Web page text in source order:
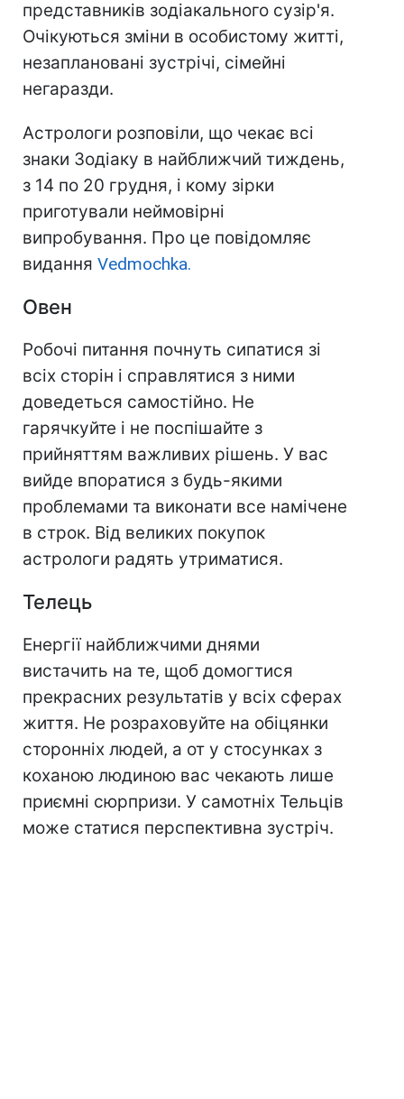
представників зодіакального сузір'я.
Очікуються зміни в особистому житті,
незаплановані зустрічі, сімейні
негаразди.
Астрологи розповіли, що чекає всі
знаки Зодіаку в найближчий тиждень,
з 14 по 20 грудня, і кому зірки
приготували неймовірні
випробування. Про це повідомляє
видання Vedmochka.
Овен
Робочі питання почнуть сипатися зі
всіх сторін і справлятися з ними
доведеться самостійно. Не
гарячкуйте і не поспішайте з
прийняттям важливих рішень. У вас
вийде впоратися з будь-якими
проблемами та виконати все намічене
в строк. Від великих покупок
астрологи радять утриматися.
Телець
Енергії найближчими днями
вистачить на те, щоб домогтися
прекрасних результатів у всіх сферах
життя. Не розраховуйте на обіцянки
сторонніх людей, а от у стосунках з
коханою людиною вас чекають лише
приємні сюрпризи. У самотніх Тельців
може статися перспективна зустріч.